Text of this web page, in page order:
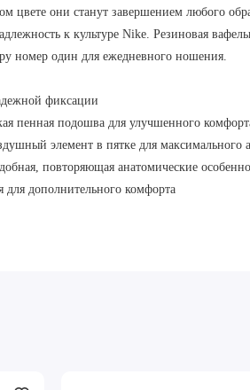
цвете они станут завершением любого
к культуре Nike.Резиновая
номер один для ежедневного ношения.
фиксации
пенная подошва для улучшенного
элемент в пятке для максимального
повторяющая анатомические
для дополнительного комфорта